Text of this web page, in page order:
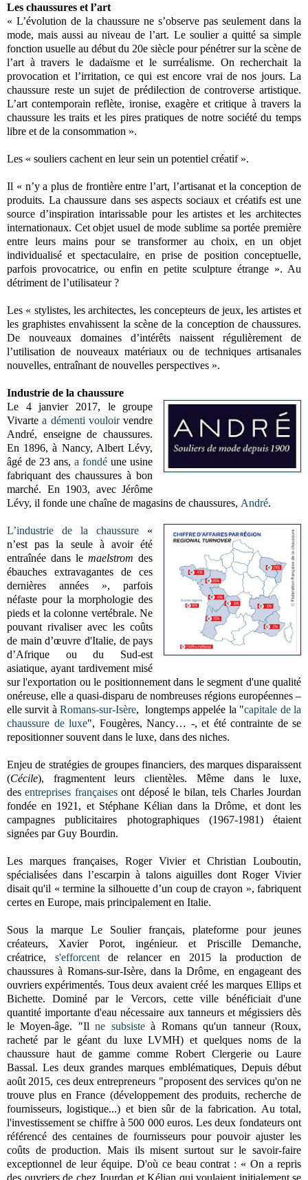
Les chaussures et l’art
« L’évolution de la chaussure ne s’observe pas seulement dans la
mode, mais aussi au niveau de l’art. Le soulier a quitté sa simple
fonction usuelle au début du 20e siècle pour pénétrer sur la scène de
l’art à travers le dadaïsme et le surréalisme. On recherchait la
provocation et l’irritation, ce qui est encore vrai de nos jours. La
chaussure reste un sujet de prédilection de controverse artistique.
L’art contemporain reflète, ironise, exagère et critique à travers la
chaussure les traits et les pires pratiques de notre société du temps
libre et de la consommation ».
Les « souliers cachent en leur sein un potentiel créatif ».
Il « n’y a plus de frontière entre l’art, l’artisanat et la conception de
produits. La chaussure dans ses aspects sociaux et créatifs est une
source d’inspiration intarissable pour les artistes et les architectes
internationaux. Cet objet usuel de mode sublime sa portée première
entre leurs mains pour se transformer au choix, en un objet
individualisé et spectaculaire, en prise de position conceptuelle,
parfois provocatrice, ou enfin en petite sculpture étrange ». Au
détriment de l’utilisateur ?
Les « stylistes, les architectes, les concepteurs de jeux, les artistes et
les graphistes envahissent la scène de la conception de chaussures.
De nouveaux domaines d’intérêts naissent régulièrement de
l’utilisation de nouveaux matériaux ou de techniques artisanales
nouvelles, entraînant de nouvelles perspectives ».
Industrie de la chaussure
Le 4 janvier 2017, le groupe
Vivartea démenti vouloirvendre
André, enseigne de chaussures.
En 1896, à Nancy, Albert Lévy,
âgé de 23 ans,a fondé une usine
fabriquant des chaussures à bon
marché. En 1903, avec Jérôme
Lévy, il fonde une chaîne de magasins de chaussures, André.
L’industrie de la chaussure «
n’est pas la seule à avoir été
entraînée dans lemaelstrom des
ébauches extravagantes de ces
dernières années », parfois
néfaste pour la morphologie des
pieds et la colonne vertébrale. Ne
pouvant rivaliser avec les coûts
de main d’œuvre d'Italie, de pays
d’Afrique ou du Sud-est
asiatique, ayant tardivement misé
sur l'exportation ou le positionnement dans le segment d'une qualité
onéreuse, elle a quasi-disparu de nombreuses régions européennes –
elle survit àRomans-sur-Isère, longtemps appelée la "capitale de la
chaussure de luxe", Fougères, Nancy… -, et été contrainte de se
repositionner souvent dans le luxe, dans des niches.
Enjeu de stratégies de groupes financiers, des marques disparaissent
(Cécile), fragmentent leurs clientèles. Même dans le luxe,
desentreprises françaisesont déposé le bilan, tels Charles Jourdan
fondée en 1921, et Stéphane Kélian dans la Drôme, et dont les
campagnes publicitaires photographiques (1967-1981) étaient
signées par Guy Bourdin.
Les marques françaises, Roger Vivier et Christian Louboutin,
spécialisées dans l’escarpin à talons aiguilles dont Roger Vivier
disait qu'il « termine la silhouette d’un coup de crayon », fabriquent
certes en Europe, mais principalement en Italie.
Sous la marque Le Soulier français, plateforme pour jeunes
créateurs, Xavier Porot, ingénieur. et Priscille Demanche,
créatrice, s'efforcentde relancer en 2015 la production de
chaussures à Romans-sur-Isère, dans la Drôme, en engageant des
ouvriers expérimentés. Tous deux avaient créé les marques Ellips et
Bichette. Dominé par le Vercors, cette ville bénéficiait d'une
quantité importante d'eau nécessaire aux tanneurs et mégissiers dès
le Moyen-âge. "Ilne subsisteà Romans qu'un tanneur (Roux,
racheté par le géant du luxe LVMH) et quelques noms de la
chaussure haut de gamme comme Robert Clergerie ou Laure
Bassal. Les deux grandes marques emblématiques, Depuis début
août 2015, ces deux entrepreneurs "proposent des services qu'on ne
trouve plus en France (développement des produits, recherche de
fournisseurs, logistique...) et bien sûr de la fabrication. Au total,
l'investissement se chiffre à 500 000 euros. Les deux fondateurs ont
référencé des centaines de fournisseurs pour pouvoir ajuster les
coûts de production. Mais ils misent surtout sur le savoir-faire
exceptionnel de leur équipe. D'où ce beau contrat : « On a repris
des ouvriers de chez Jourdan et Kélian qui voulaient initialement se